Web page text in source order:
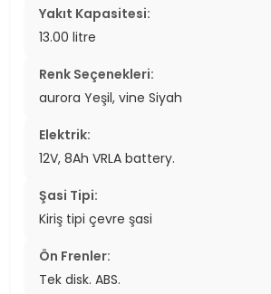
Yakıt Kapasitesi:
13.00 litre
Renk Seçenekleri:
aurora Yeşil, vine Siyah
Elektrik:
12V, 8Ah VRLA battery.
Şasi Tipi:
Kiriş tipi çevre şasi
Ön Frenler:
Tek disk. ABS.